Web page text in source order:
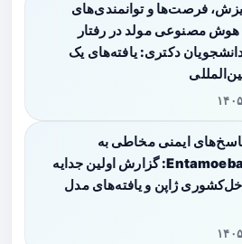
فرصت‌ها و توانمندی‌های
هوش مصنوعی مولد در رفتار
دانشجویان دکتری: یافته‌های یک
۱۶
ایمنی مخاطی به
Entamoeba dispar: گزارش اولین جدایه
ژاپن و یافته‌های مدل
۱۶